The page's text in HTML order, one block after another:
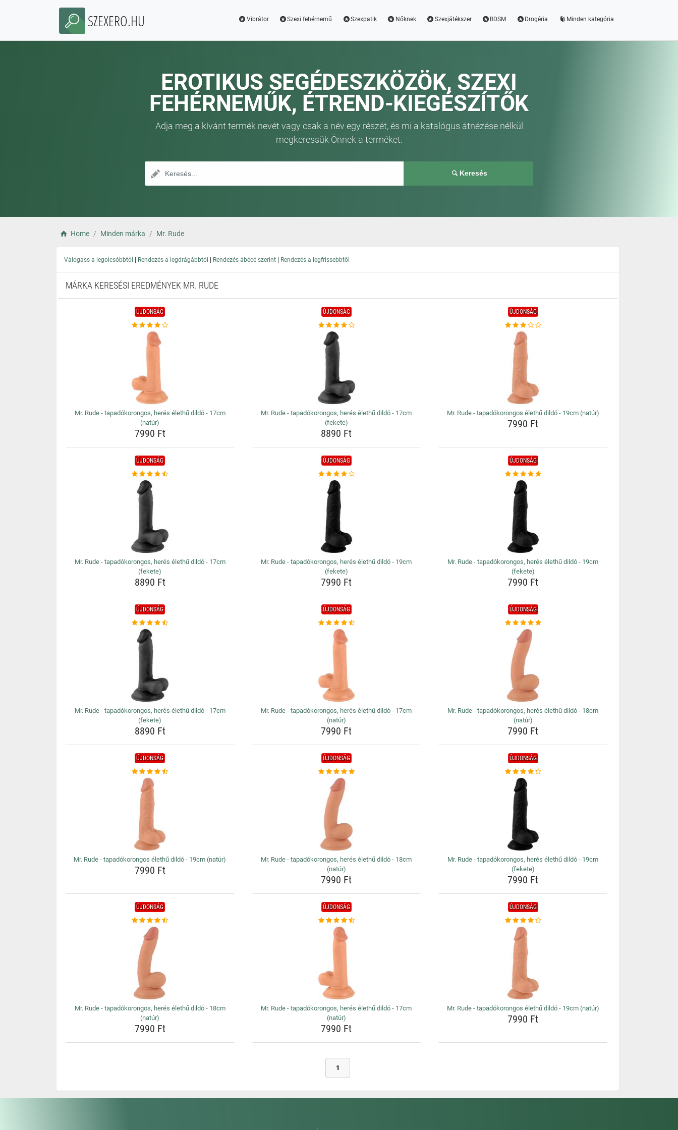
SZEXERO.HU Vibrátor Szexi fehérnemű Szexpatik Nőknek Szexjátékszer BDSM Drogéria Minden kategória
EROTIKUS SEGÉDESZKÖZÖK, SZEXI
FEHÉRNEMŰK, ÉTREND-KIEGÉSZÍTŐK
Adja meg a kívánt termék nevét vagy csak a név egy részét, és mi a katalógus átnézése nélkül
megkeressük Önnek a terméket.
Keresés
Home Minden márka Mr. Rude
Válogass a legolcsóbbtól | Rendezés a legdrágábbtól | Rendezés ábécé szerint | Rendezés a legfrissebbtől
MÁRKA KERESÉSI EREDMÉNYEK MR. RUDE
ÚJDONSÁG
Mr. Rude - tapadókorongos, herés élethű dildó - 17cm
(natúr)
7990 Ft
ÚJDONSÁG
Mr. Rude - tapadókorongos, herés élethű dildó - 17cm
(fekete)
8890 Ft
ÚJDONSÁG
Mr. Rude - tapadókorongos élethű dildó - 19cm (natúr)
7990 Ft
ÚJDONSÁG
Mr. Rude - tapadókorongos, herés élethű dildó - 17cm
(fekete)
8890 Ft
ÚJDONSÁG
Mr. Rude - tapadókorongos, herés élethű dildó - 19cm
(fekete)
7990 Ft
ÚJDONSÁG
Mr. Rude - tapadókorongos, herés élethű dildó - 19cm
(fekete)
7990 Ft
ÚJDONSÁG
Mr. Rude - tapadókorongos, herés élethű dildó - 17cm
(fekete)
8890 Ft
ÚJDONSÁG
Mr. Rude - tapadókorongos, herés élethű dildó - 17cm
(natúr)
7990 Ft
ÚJDONSÁG
Mr. Rude - tapadókorongos, herés élethű dildó - 18cm
(natúr)
7990 Ft
ÚJDONSÁG
Mr. Rude - tapadókorongos élethű dildó - 19cm (natúr)
7990 Ft
ÚJDONSÁG
Mr. Rude - tapadókorongos, herés élethű dildó - 18cm
(natúr)
7990 Ft
ÚJDONSÁG
Mr. Rude - tapadókorongos, herés élethű dildó - 19cm
(fekete)
7990 Ft
ÚJDONSÁG
Mr. Rude - tapadókorongos, herés élethű dildó - 18cm
(natúr)
7990 Ft
ÚJDONSÁG
Mr. Rude - tapadókorongos, herés élethű dildó - 17cm
(natúr)
7990 Ft
ÚJDONSÁG
Mr. Rude - tapadókorongos élethű dildó - 19cm (natúr)
7990 Ft
1